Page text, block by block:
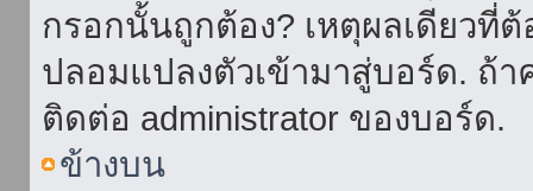
กรอกนั้นถูกต้อง? เหตุผลเดียวที่
ปลอมแปลงตัวเข้ามาสู่บอร์ด. ถ้
ติดต่อ administrator ของบอร์ด.
ข้างบน